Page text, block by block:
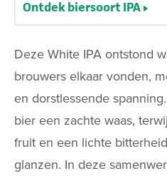
Deze White IPA ontstond
brouwers elkaar vonden,
en dorstlessende
bier een zachte waas,
fruit en een lichte
glanzen. In deze
Ontdek biersoort IPA